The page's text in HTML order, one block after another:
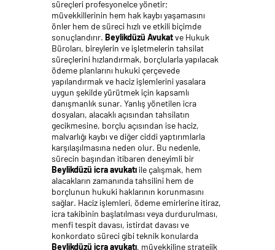
süreçleri profesyonelce yönetir;
müvekkillerinin hem hak kaybı yaşamasını
önler hem de süreci hızlı ve etkili biçimde
sonuçlandırır. Beylikdüzü Avukatve Hukuk
Büroları, bireylerin ve işletmelerin tahsilat
süreçlerini hızlandırmak, borçlularla yapılacak
ödeme planlarını hukuki çerçevede
yapılandırmak ve haciz işlemlerini yasalara
uygun şekilde yürütmek için kapsamlı
danışmanlık sunar. Yanlış yönetilen icra
dosyaları, alacaklı açısından tahsilatın
gecikmesine, borçlu açısından ise haciz,
malvarlığı kaybı ve diğer ciddi yaptırımlarla
karşılaşılmasına neden olur. Bu nedenle,
sürecin başından itibaren deneyimli bir
Beylikdüzü icra avukatıile çalışmak, hem
alacakların zamanında tahsilini hem de
borçlunun hukuki haklarının korunmasını
sağlar. Haciz işlemleri, ödeme emirlerine itiraz,
icra takibinin başlatılması veya durdurulması,
menfi tespit davası, istirdat davası ve
konkordato süreci gibi teknik konularda
Beylikdüzü icra avukatı, müvekkiline stratejik